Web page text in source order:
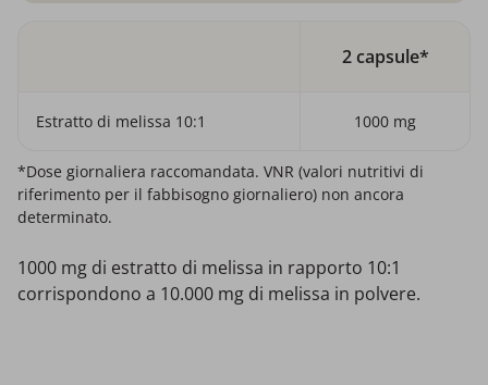
2 capsule*
Estratto di melissa 10:1 1000 mg
*Dose giornaliera raccomandata. VNR (valori nutritivi di
riferimento per il fabbisogno giornaliero) non ancora
determinato.
1000 mg di estratto di melissa in rapporto 10:1
corrispondono a 10.000 mg di melissa in polvere.